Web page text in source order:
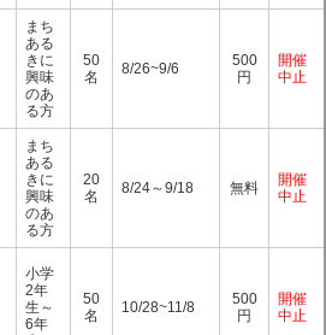
まち
ある
きに
興味
のあ
る方
50
名
8/26~9/6
500
円
開催
中止
まち
ある
きに
興味
のあ
る方
20
名
8/24～9/18 無料
開催
中止
小学
2年
生～
6年
50
名
10/28~11/8
500
円
開催
中止